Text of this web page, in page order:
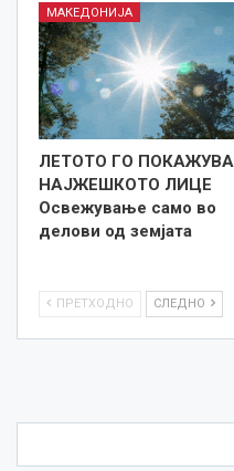
МАКЕДОНИЈА
ЛЕТОТО ГО ПОКАЖУВА
НАЈЖЕШКОТО ЛИЦE
Освежување само во
делови од земјата
ПРЕТХОДНО СЛЕДНО